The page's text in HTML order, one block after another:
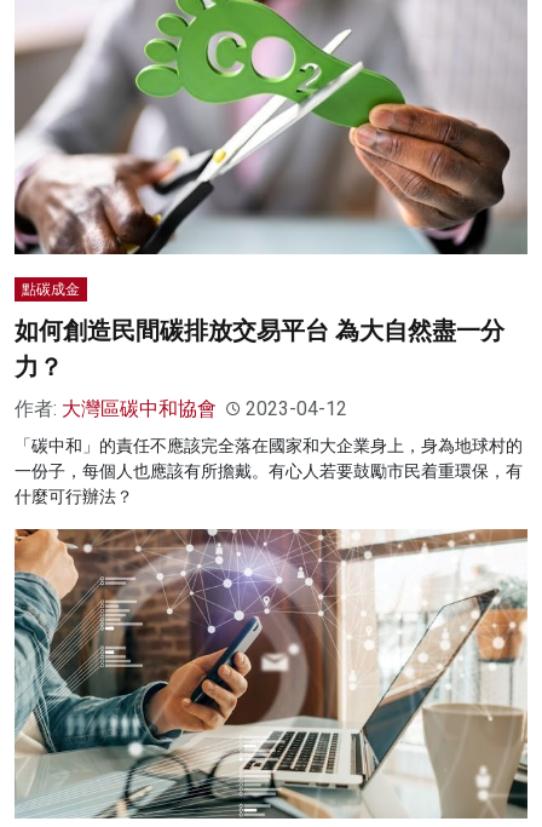
點碳成金
如何創造民間碳排放交易平台 為大自然盡一分
力？
作者: 大灣區碳中和協會 2023-04-12
「碳中和」的責任不應該完全落在國家和大企業身上，身為地球村的
一份子，每個人也應該有所擔戴。有心人若要鼓勵市民着重環保，有
什麼可行辦法？